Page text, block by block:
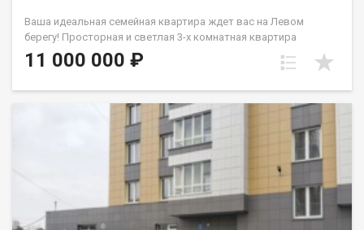
Ваша идеальная семейная квартира ждет вас на Левом
берегу! Просторная и светлая 3-х комнатная квартира
площадью 65,5 кв. м., расположенную в уютном и развитом
районе «Прибрежный». Пространство для жизни и
посиделки с друзьями или спокойные ужины в просторной
кухне-гостиной. Здесь продумано всё до мелочей:
вместительные системы хранения, современная встроенная
техника, которая станет вашим приятным бонусом при
покупке. Детская комната (18,1 кв. м.): это не просто комната,
а целый мир для вашего ребенка! Просторное помещение
легко трансформируется, позволяя создать идеальные
условия как для одного малыша, так и для двоих, с
11 000 000 ₽